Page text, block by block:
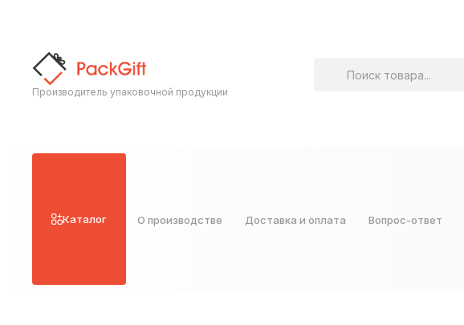
Производитель упаковочной продукции
Каталог О производстве Доставка и оплата Вопрос-ответ